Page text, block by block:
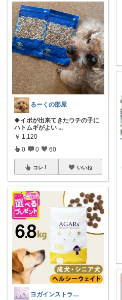
るーくの部屋
🍀イボが出来てきたウチの子に
ハトムギがよい ...
￥ 1,120
0 0 60
コレ いいね
ヨガインストラクター＆保護犬ボランティア